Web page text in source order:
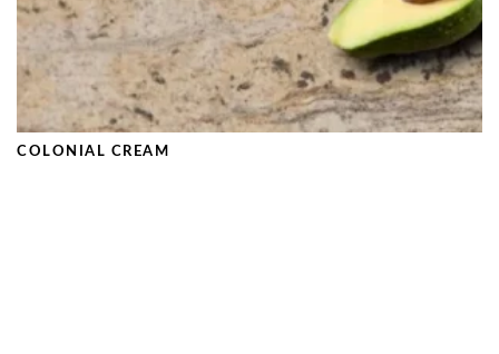
COLONIAL CREAM